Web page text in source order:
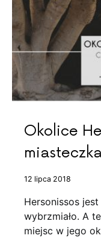
Okolice
12 lipca 2018
Hersonissos
wybrzmiało. A
miejsc w jego